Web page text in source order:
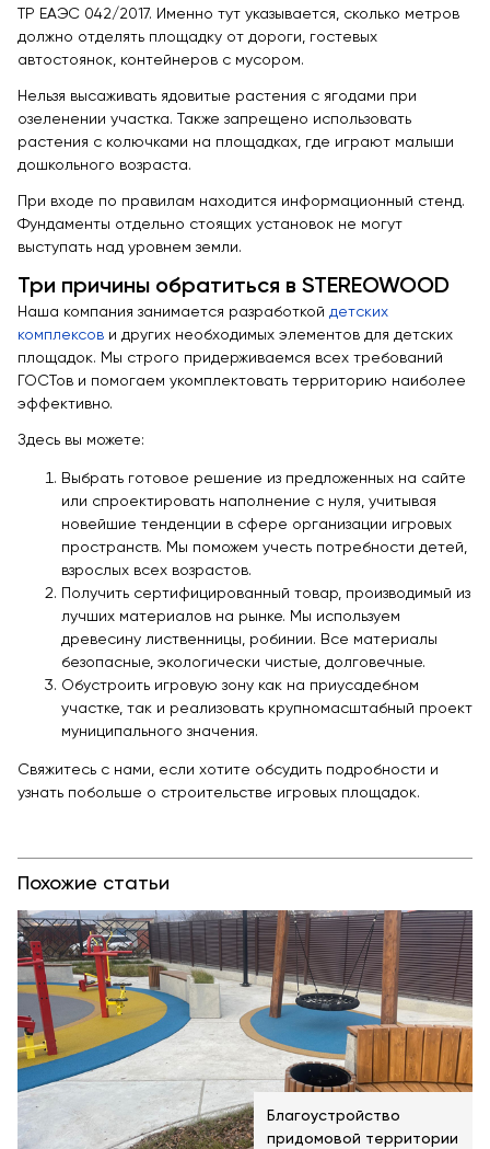
ТР ЕАЭС 042/2017. Именно тут указывается, сколько метров
должно отделять площадку от дороги, гостевых
автостоянок, контейнеров с мусором.
Нельзя высаживать ядовитые растения с ягодами при
озеленении участка. Также запрещено использовать
растения с колючками на площадках, где играют малыши
дошкольного возраста.
При входе по правилам находится информационный стенд.
Фундаменты отдельно стоящих установок не могут
выступать над уровнем земли.
Три причины обратиться в STEREOWOOD
Наша компания занимается разработкой детских
комплексов и других необходимых элементов для детских
площадок. Мы строго придерживаемся всех требований
ГОСТов и помогаем укомплектовать территорию наиболее
эффективно.
Здесь вы можете:
Выбрать готовое решение из предложенных на сайте
или спроектировать наполнение с нуля, учитывая
новейшие тенденции в сфере организации игровых
пространств. Мы поможем учесть потребности детей,
взрослых всех возрастов.
Получить сертифицированный товар, производимый из
лучших материалов на рынке. Мы используем
древесину лиственницы, робинии. Все материалы
безопасные, экологически чистые, долговечные.
Обустроить игровую зону как на приусадебном
участке, так и реализовать крупномасштабный проект
муниципального значения.
Свяжитесь с нами, если хотите обсудить подробности и
узнать побольше о строительстве игровых площадок.
Похожие статьи
Благоустройство
придомовой территории